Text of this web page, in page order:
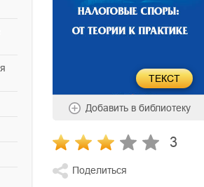
ТЕКСТ
Добавить в библиотеку
3
Поделиться